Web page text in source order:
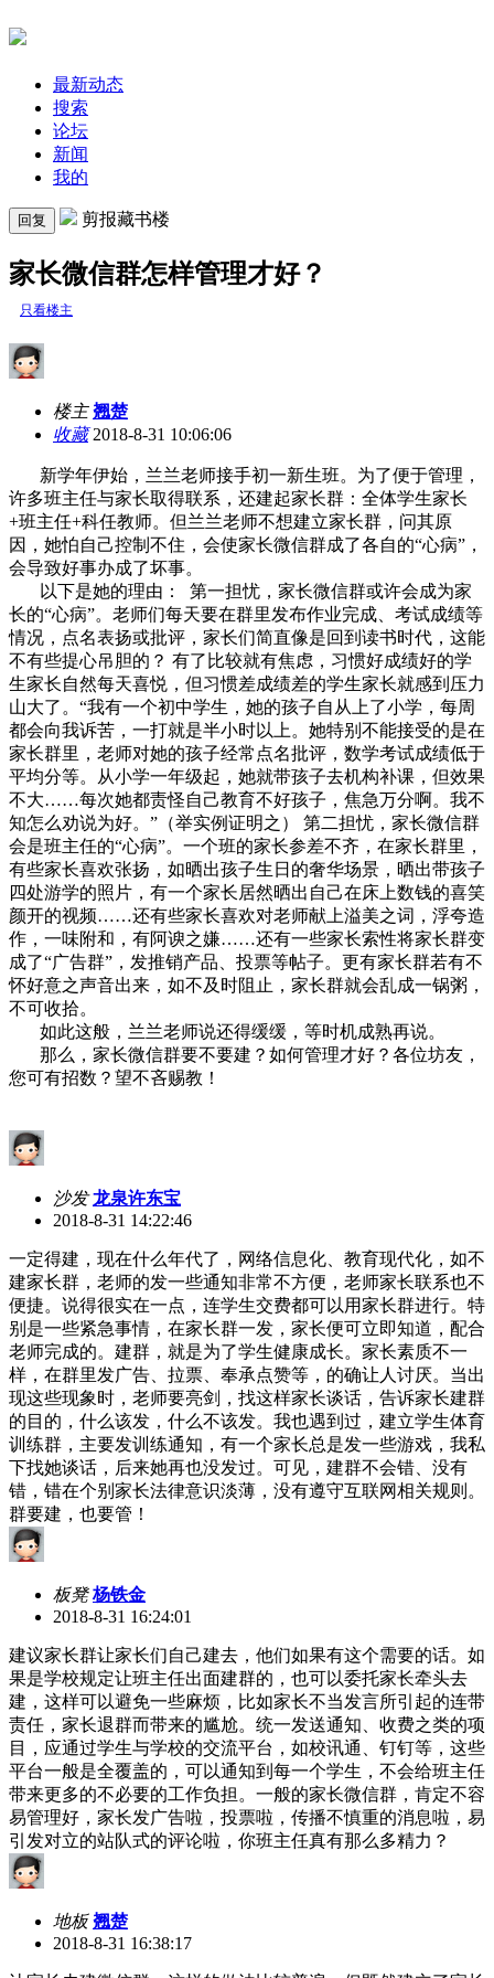
最新动态
搜索
论坛
新闻
我的
回复 剪报藏书楼
家长微信群怎样管理才好？
只看楼主
楼主 翘楚
收藏2018-8-31 10:06:06
新学年伊始，兰兰老师接手初一新生班。为了便于管理，
许多班主任与家长取得联系，还建起家长群：全体学生家长
+班主任+科任教师。但兰兰老师不想建立家长群，问其原
因，她怕自己控制不住，会使家长微信群成了各自的“心病”，
会导致好事办成了坏事。
以下是她的理由： 第一担忧，家长微信群或许会成为家
长的“心病”。老师们每天要在群里发布作业完成、考试成绩等
情况，点名表扬或批评，家长们简直像是回到读书时代，这能
不有些提心吊胆的？ 有了比较就有焦虑，习惯好成绩好的学
生家长自然每天喜悦，但习惯差成绩差的学生家长就感到压力
山大了。“我有一个初中学生，她的孩子自从上了小学，每周
都会向我诉苦，一打就是半小时以上。她特别不能接受的是在
家长群里，老师对她的孩子经常点名批评，数学考试成绩低于
平均分等。从小学一年级起，她就带孩子去机构补课，但效果
不大……每次她都责怪自己教育不好孩子，焦急万分啊。我不
知怎么劝说为好。”（举实例证明之） 第二担忧，家长微信群
会是班主任的“心病”。一个班的家长参差不齐，在家长群里，
有些家长喜欢张扬，如晒出孩子生日的奢华场景，晒出带孩子
四处游学的照片，有一个家长居然晒出自己在床上数钱的喜笑
颜开的视频……还有些家长喜欢对老师献上溢美之词，浮夸造
作，一味附和，有阿谀之嫌……还有一些家长索性将家长群变
成了“广告群”，发推销产品、投票等帖子。更有家长群若有不
怀好意之声音出来，如不及时阻止，家长群就会乱成一锅粥，
不可收拾。
如此这般，兰兰老师说还得缓缓，等时机成熟再说。
那么，家长微信群要不要建？如何管理才好？各位坊友，
您可有招数？望不吝赐教！
沙发 龙泉许东宝
2018-8-31 14:22:46
一定得建，现在什么年代了，网络信息化、教育现代化，如不
建家长群，老师的发一些通知非常不方便，老师家长联系也不
便捷。说得很实在一点，连学生交费都可以用家长群进行。特
别是一些紧急事情，在家长群一发，家长便可立即知道，配合
老师完成的。建群，就是为了学生健康成长。家长素质不一
样，在群里发广告、拉票、奉承点赞等，的确让人讨厌。当出
现这些现象时，老师要亮剑，找这样家长谈话，告诉家长建群
的目的，什么该发，什么不该发。我也遇到过，建立学生体育
训练群，主要发训练通知，有一个家长总是发一些游戏，我私
下找她谈话，后来她再也没发过。可见，建群不会错、没有
错，错在个别家长法律意识淡薄，没有遵守互联网相关规则。
群要建，也要管！
板凳 杨铁金
2018-8-31 16:24:01
建议家长群让家长们自己建去，他们如果有这个需要的话。如
果是学校规定让班主任出面建群的，也可以委托家长牵头去
建，这样可以避免一些麻烦，比如家长不当发言所引起的连带
责任，家长退群而带来的尴尬。统一发送通知、收费之类的项
目，应通过学生与学校的交流平台，如校讯通、钉钉等，这些
平台一般是全覆盖的，可以通知到每一个学生，不会给班主任
带来更多的不必要的工作负担。一般的家长微信群，肯定不容
易管理好，家长发广告啦，投票啦，传播不慎重的消息啦，易
引发对立的站队式的评论啦，你班主任真有那么多精力？
地板 翘楚
2018-8-31 16:38:17